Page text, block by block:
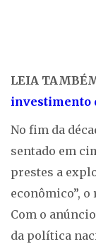
LEIA
investimento
No fim da
sentado em
prestes a
econômico”,
Com o
da política